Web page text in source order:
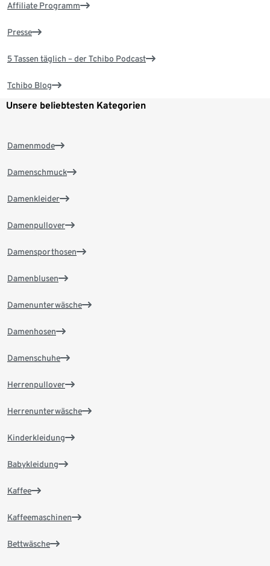
Affiliate Programm
Presse
5 Tassen täglich – der Tchibo Podcast
Tchibo Blog
Unsere beliebtesten Kategorien
Damenmode
Damenschmuck
Damenkleider
Damenpullover
Damensporthosen
Damenblusen
Damenunterwäsche
Damenhosen
Damenschuhe
Herrenpullover
Herrenunterwäsche
Kinderkleidung
Babykleidung
Kaffee
Kaffeemaschinen
Bettwäsche